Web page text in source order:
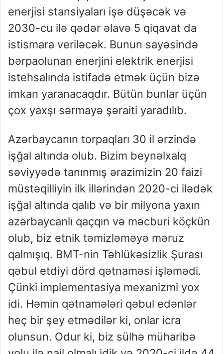
enerjisi stansiyaları işə düşəcək və
2030-cu ilə qədər əlavə 5 qiqavat da
istismara veriləcək. Bunun sayəsində
bərpaolunan enerjini elektrik enerjisi
istehsalında istifadə etmək üçün bizə
imkan yaranacaqdır. Bütün bunlar üçün
çox yaxşı sərmayə şəraiti yaradılıb.
Azərbaycanın torpaqları 30 il ərzində
işğal altında olub. Bizim beynəlxalq
səviyyədə tanınmış ərazimizin 20 faizi
müstəqilliyin ilk illərindən 2020-ci ilədək
işğal altında qalıb və bir milyona yaxın
azərbaycanlı qaçqın və məcburi köçkün
olub, biz etnik təmizləməyə məruz
qalmışıq. BMT-nin Təhlükəsizlik Şurası
qəbul etdiyi dörd qətnaməsi işləmədi.
Çünki implementasiya mexanizmi yox
idi. Həmin qətnamələri qəbul edənlər
heç bir şey etmədilər ki, onlar icra
olunsun. Odur ki, biz sülhə müharibə